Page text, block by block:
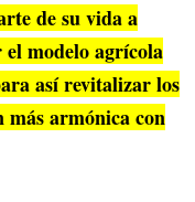
de su vida a
modelo agrícola
así revitalizar los
más armónica con